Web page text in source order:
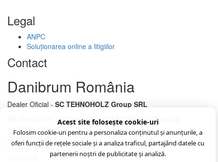
Legal
ANPC
Soluționarea online a litigiilor
Contact
Danibrum România
Dealer Oficial - SC TEHNOHOLZ Group SRL
Str. Crinului, nr 15, Comănești, 605200 Bacău, România
sales@danibrum.ro
0234-373.348
0756 315 919•0756 192 292
Acest site folosește cookie-uri
Folosim cookie-uri pentru a personaliza conținutul și anunțurile, a
oferi funcții de rețele sociale și a analiza traficul, partajând datele cu
partenerii noștri de publicitate și analiză.